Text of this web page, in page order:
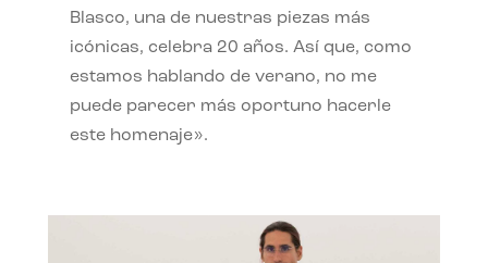
Blasco, una de nuestras piezas más
icónicas, celebra 20 años. Así que, como
estamos hablando de verano, no me
puede parecer más oportuno hacerle
este homenaje».